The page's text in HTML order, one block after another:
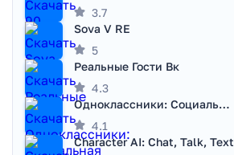
3.7
Sova V RE
5
Реальные Гости Вк
4.3
Одноклассники: Социальная сеть
4.1
Character AI: Chat, Talk, Text